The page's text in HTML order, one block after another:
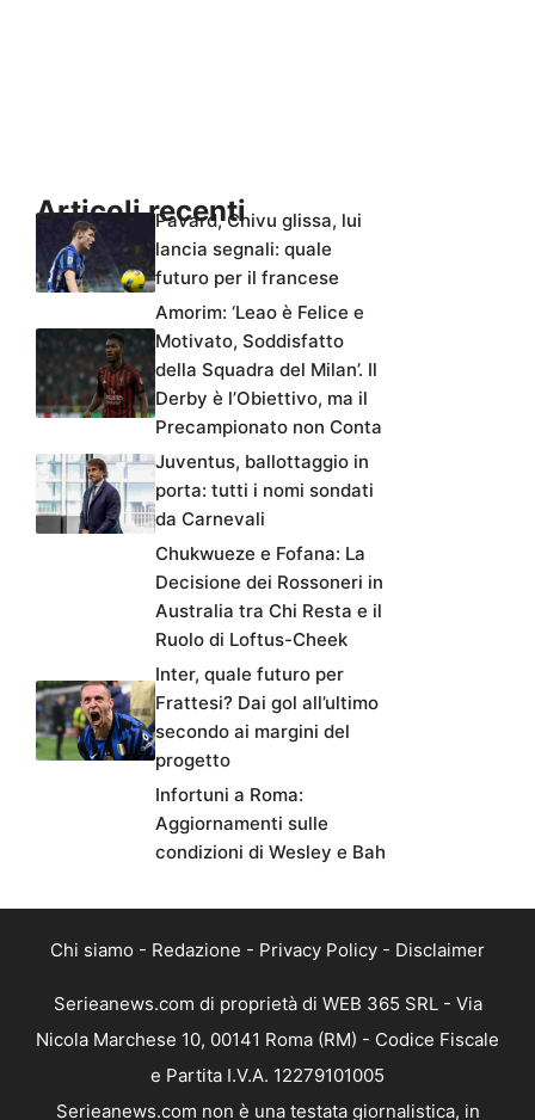
Articoli recentiPavard, Chivu glissa, lui
lancia segnali: quale
futuro per il francese
Amorim: ‘Leao è Felice e
Motivato, Soddisfatto
della Squadra del Milan’. Il
Derby è l’Obiettivo, ma il
Precampionato non Conta
Juventus, ballottaggio in
porta: tutti i nomi sondati
da Carnevali
Chukwueze e Fofana: La
Decisione dei Rossoneri in
Australia tra Chi Resta e il
Ruolo di Loftus-Cheek
Inter, quale futuro per
Frattesi? Dai gol all’ultimo
secondo ai margini del
progetto
Infortuni a Roma:
Aggiornamenti sulle
condizioni di Wesley e Bah
Chi siamo - Redazione - Privacy Policy - Disclaimer
Serieanews.com di proprietà di WEB 365 SRL - Via
Nicola Marchese 10, 00141 Roma (RM) - Codice Fiscale
e Partita I.V.A. 12279101005
Serieanews.com non è una testata giornalistica, in